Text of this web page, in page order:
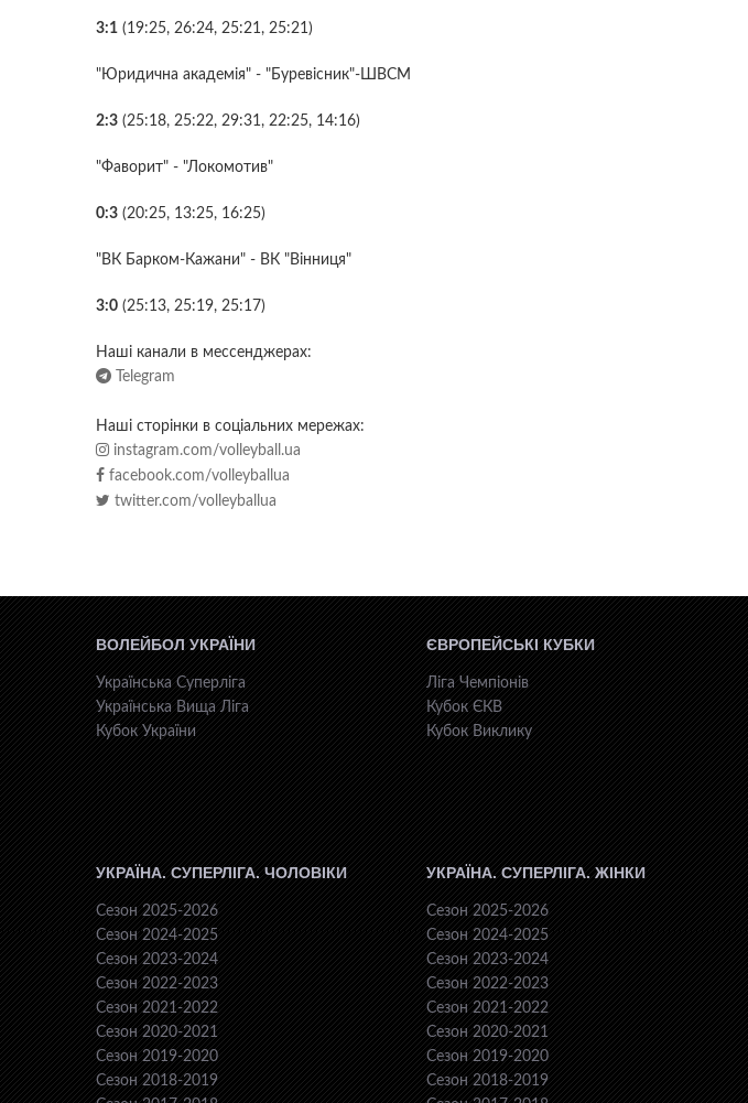
3:1 (19:25, 26:24, 25:21, 25:21)
"Юридична академія" - "Буревісник"-ШВСМ
2:3 (25:18, 25:22, 29:31, 22:25, 14:16)
"Фаворит" - "Локомотив"
0:3 (20:25, 13:25, 16:25)
"ВК Барком-Кажани" - ВК "Вінниця"
3:0 (25:13, 25:19, 25:17)
Наші канали в мессенджерах:
Telegram
Наші сторінки в соціальних мережах:
instagram.com/volleyball.ua
facebook.com/volleyballua
twitter.com/volleyballua
ВОЛЕЙБОЛ УКРАЇНИ
Українська Суперліга
Українська Вища Ліга
Кубок України
ЄВРОПЕЙСЬКІ КУБКИ
Ліга Чемпіонів
Кубок ЄКВ
Кубок Виклику
УКРАЇНА. СУПЕРЛІГА. ЧОЛОВІКИ
Сезон 2025-2026
Сезон 2024-2025
Сезон 2023-2024
Сезон 2022-2023
Сезон 2021-2022
Сезон 2020-2021
Сезон 2019-2020
Сезон 2018-2019
УКРАЇНА. СУПЕРЛІГА. ЖІНКИ
Сезон 2025-2026
Сезон 2024-2025
Сезон 2023-2024
Сезон 2022-2023
Сезон 2021-2022
Сезон 2020-2021
Сезон 2019-2020
Сезон 2018-2019